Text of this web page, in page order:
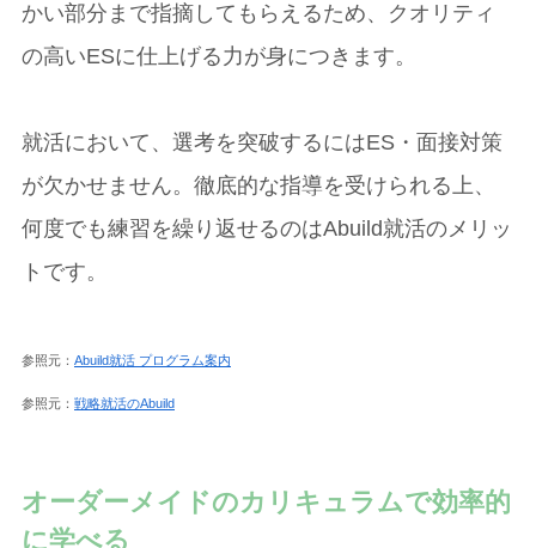
かい部分まで指摘してもらえるため、クオリティ
の高いESに仕上げる力が身につきます。
就活において、選考を突破するにはES・面接対策
が欠かせません。徹底的な指導を受けられる上、
何度でも練習を繰り返せるのはAbuild就活のメリッ
トです。
参照元： Abuild就活 プログラム案内
参照元： 戦略就活のAbuild
オーダーメイドのカリキュラムで効率的
に学べる